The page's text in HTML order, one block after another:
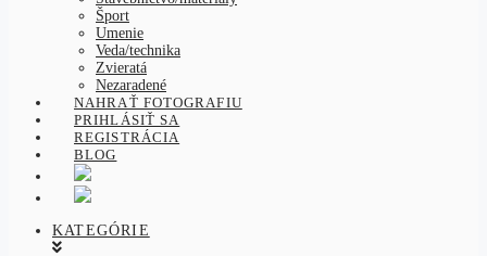
Šport
Umenie
Veda/technika
Zvieratá
Nezaradené
NAHRAŤ FOTOGRAFIU
PRIHLÁSIŤ SA
REGISTRÁCIA
BLOG
KATEGÓRIE